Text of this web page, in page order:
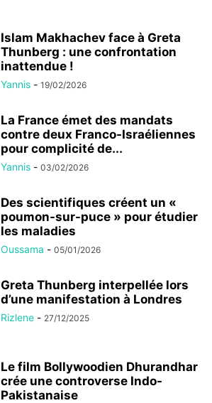
Islam Makhachev face à Greta
Thunberg : une confrontation
inattendue !
Yannis - 19/02/2026
La France émet des mandats
contre deux Franco-Israéliennes
pour complicité de...
Yannis - 03/02/2026
Des scientifiques créent un «
poumon-sur-puce » pour étudier
les maladies
Oussama - 05/01/2026
Greta Thunberg interpellée lors
d’une manifestation à Londres
Rizlene - 27/12/2025
Le film Bollywoodien Dhurandhar
crée une controverse Indo-
Pakistanaise